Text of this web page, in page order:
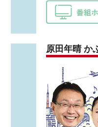
原田年晴 か